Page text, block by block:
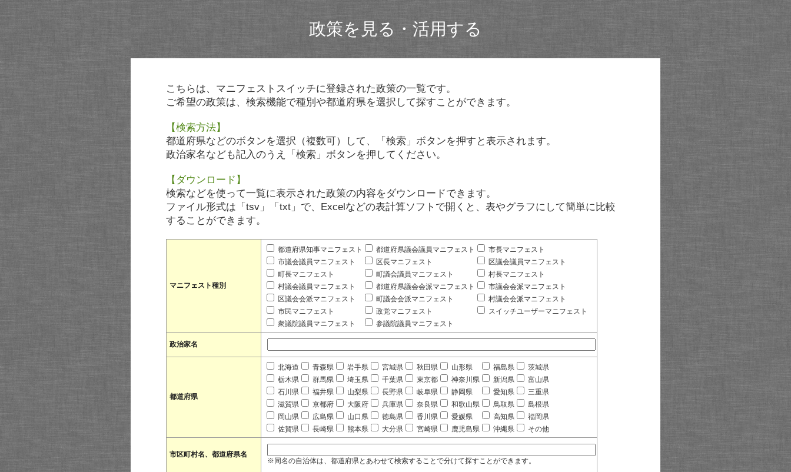
政策を見る・活用する
こちらは、マニフェストスイッチに登録された政策の一覧です。
ご希望の政策は、検索機能で種別や都道府県を選択して探すことができます。
【検索方法】
都道府県などのボタンを選択（複数可）して、「検索」ボタンを押すと表示されます。
政治家名なども記入のうえ「検索」ボタンを押してください。
【ダウンロード】
検索などを使って一覧に表示された政策の内容をダウンロードできます。
ファイル形式は「tsv」「txt」で、Excelなどの表計算ソフトで開くと、表やグラフにして簡単に比較
することができます。
マニフェスト種別
都道府県知事マニフェスト 都道府県議会議員マニフェスト
市長マニフェスト
市議会議員マニフェスト
区長マニフェスト
区議会議員マニフェスト
町長マニフェスト
町議会議員マニフェスト
村長マニフェスト
村議会議員マニフェスト
都道府県議会会派マニフェスト
市議会会派マニフェスト
区議会会派マニフェスト
町議会会派マニフェスト
村議会会派マニフェスト
市民マニフェスト
政党マニフェスト
スイッチユーザーマニフェスト
衆議院議員マニフェスト
参議院議員マニフェスト
政治家名
都道府県
北海道 青森県 岩手県 宮城県 秋田県 山形県 福島県
茨城県
栃木県
群馬県 埼玉県 千葉県 東京都 神奈川県 新潟県
富山県
石川県
福井県 山梨県 長野県 岐阜県 静岡県 愛知県
三重県
滋賀県
京都府 大阪府 兵庫県 奈良県 和歌山県 鳥取県
島根県
岡山県
広島県 山口県 徳島県 香川県 愛媛県 高知県
福岡県
佐賀県
長崎県 熊本県 大分県 宮崎県 鹿児島県 沖縄県 その他
市区町村名、都道府県名
※同名の自治体は、都道府県とあわせて検索することで分けて探すことができます。